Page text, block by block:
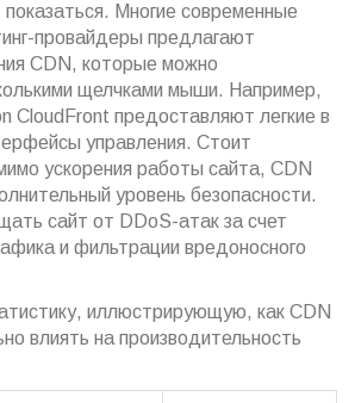
Многие современные
провайдеры предлагают
CDN, которые можно
щелчками мыши. Например,
CloudFront предоставляют легкие в
управления. Стоит
ускорения работы сайта, CDN
уровень безопасности.
сайт от DDoS-атак за счет
и фильтрации вредоносного
иллюстрирующую, как CDN
влиять на производительность